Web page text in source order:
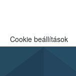
Cookie beállítások